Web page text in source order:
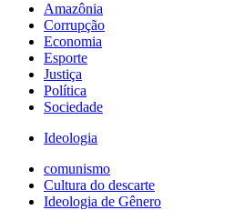
Amazônia
Corrupção
Economia
Esporte
Justiça
Política
Sociedade
Ideologia
comunismo
Cultura do descarte
Ideologia de Gênero